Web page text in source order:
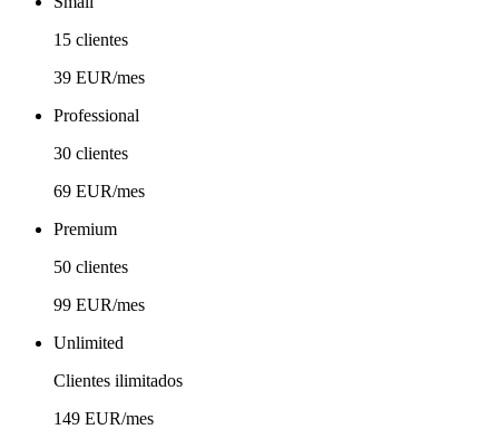
15 clientes
39 EUR/mes
Professional
30 clientes
69 EUR/mes
Premium
50 clientes
99 EUR/mes
Unlimited
Clientes ilimitados
149 EUR/mes